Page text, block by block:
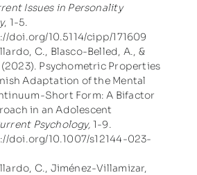
Issues in Personality
, 1-5.
doi.org/10.5114/cipp/171609
C., Blasco-Belled, A., &
Psychometric Properties
Adaptation of the Mental
Short Form: A Bifactor
in an Adolescent
Psychology,1-9.
doi.org/10.1007/s12144-023-
C., Jiménez-Villamizar,